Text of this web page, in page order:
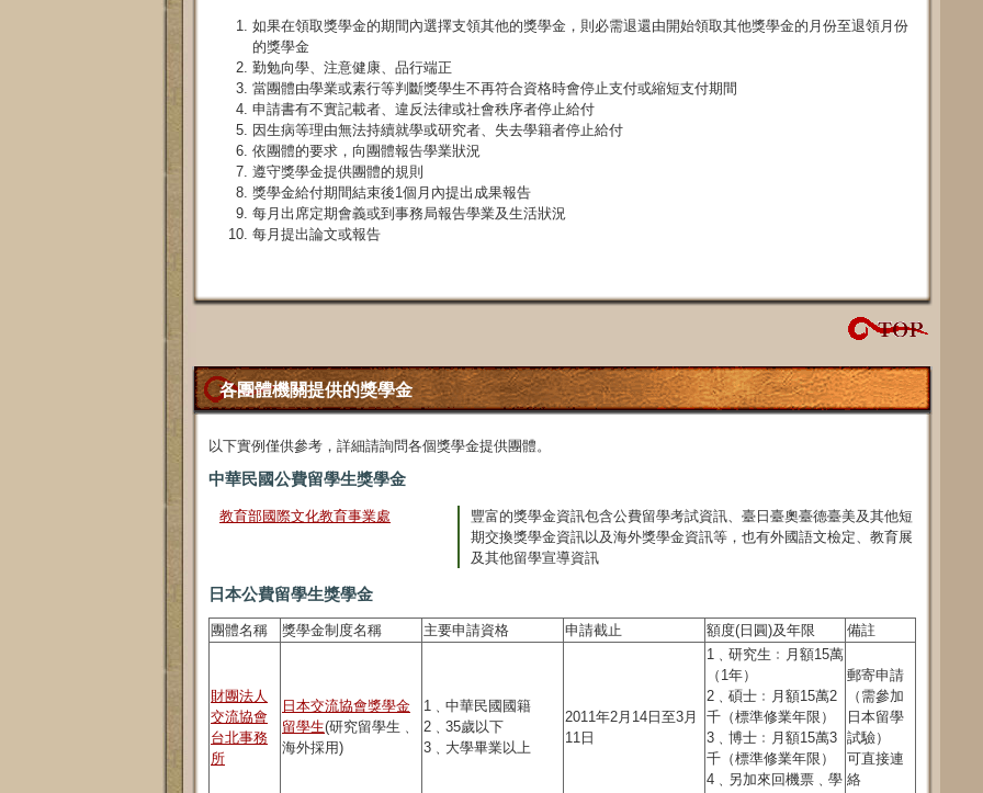
如果在領取獎學金的期間內選擇支領其他的獎學金，則必需退還由開始領取其他獎學金的月份至退領月份
的獎學金
勤勉向學、注意健康、品行端正
當團體由學業或素行等判斷獎學生不再符合資格時會停止支付或縮短支付期間
申請書有不實記載者、違反法律或社會秩序者停止給付
因生病等理由無法持續就學或研究者、失去學籍者停止給付
依團體的要求，向團體報告學業狀況
遵守獎學金提供團體的規則
獎學金給付期間結束後1個月內提出成果報告
每月出席定期會義或到事務局報告學業及生活狀況
每月提出論文或報告
各團體機關提供的獎學金
以下實例僅供參考，詳細請詢問各個獎學金提供團體。
中華民國公費留學生獎學金
教育部國際文化教育事業處
豐富的獎學金資訊包含公費留學考試資訊、臺日臺奧臺德臺美及其他短
期交換獎學金資訊以及海外獎學金資訊等，也有外國語文檢定、教育展
及其他留學宣導資訊
日本公費留學生獎學金
團體名稱 獎學金制度名稱 主要申請資格 申請截止 額度(日圓)及年限 備註
財團法人
交流協會
台北事務
所
日本交流協會獎學金
留學生(研究留學生﹑
海外採用)
1﹑中華民國國籍
2﹑35歲以下
3﹑大學畢業以上
2011年2月14日至3月
11日
1﹑研究生﹕月額15萬
（1年）
2﹑碩士﹕月額15萬2
千（標準修業年限）
3﹑博士﹕月額15萬3
千（標準修業年限）
4﹑另加來回機票﹑學
郵寄申請
（需參加
日本留學
試驗）
可直接連
絡